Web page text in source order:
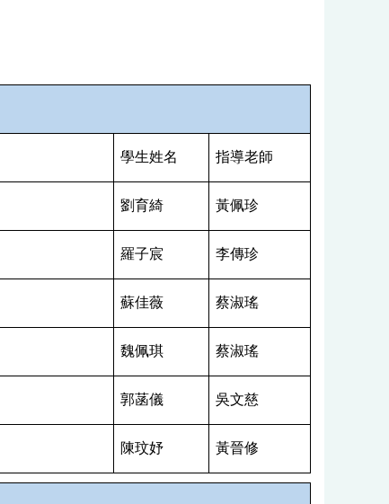
學生姓名 指導老師
劉育綺 黃佩珍
羅子宸 李傳珍
蘇佳薇 蔡淑瑤
魏佩琪 蔡淑瑤
郭菡儀 吳文慈
陳玟妤 黃晉修